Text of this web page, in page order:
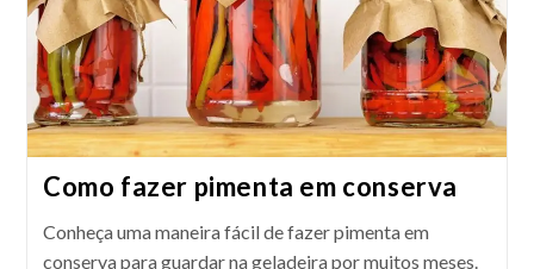
Como fazer pimenta em conserva
Conheça uma maneira fácil de fazer pimenta em
conserva para guardar na geladeira por muitos meses.